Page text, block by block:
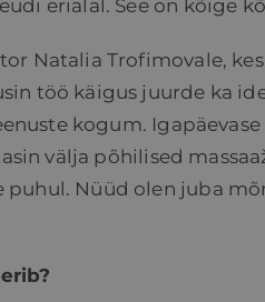
erialal. See on kõige
Natalia Trofimovale,
töö käigus juurde ka
kogum.
välja põhilised
Nüüd olen juba